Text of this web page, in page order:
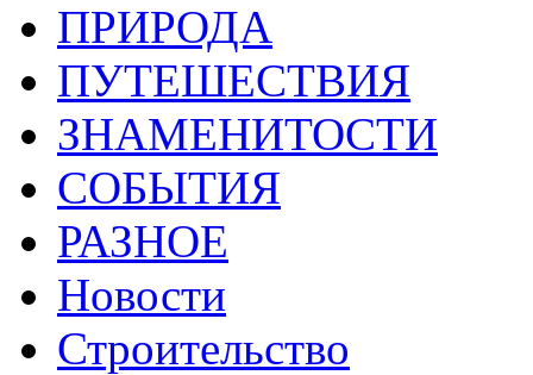
ПРИРОДА
ПУТЕШЕСТВИЯ
ЗНАМЕНИТОСТИ
СОБЫТИЯ
РАЗНОЕ
Новости
Строительство